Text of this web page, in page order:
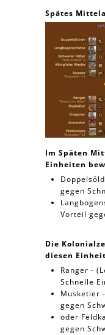
Spätes
Im Späten
Einheiten
gegen
Vorteil
Die
diesen
Ranger -
Schnelle
Musketier
gegen
oder
gegen